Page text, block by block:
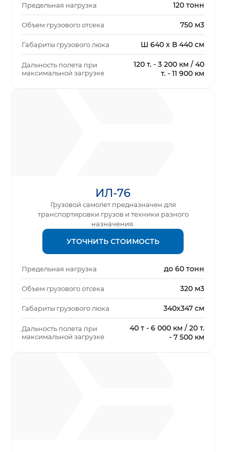
Предельная нагрузка 120 тонн
Объем грузового отсека 750 м3
Габариты грузового люка Ш 640 х В 440 см
Дальность полета при
максимальной загрузке
120 т. - 3 200 км / 40
т. - 11 900 км
ИЛ-76
Грузовой самолет предназначен для
транспортировки грузов и техники разного
назначения.
УТОЧНИТЬ СТОИМОСТЬ
Предельная нагрузка до 60 тонн
Объем грузового отсека 320 м3
Габариты грузового люка 340х347 см
Дальность полета при
максимальной загрузке
40 т - 6 000 км / 20 т.
- 7 500 км